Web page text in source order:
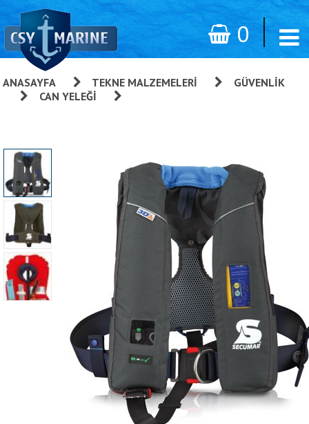
0
ANASAYFA TEKNE MALZEMELERI
GÜVENLIK
CAN YELEĞI